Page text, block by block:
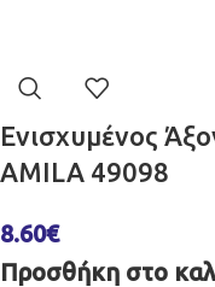
Ενισχυμένος
AMILA 49098
8.60€
Προσθήκη στο